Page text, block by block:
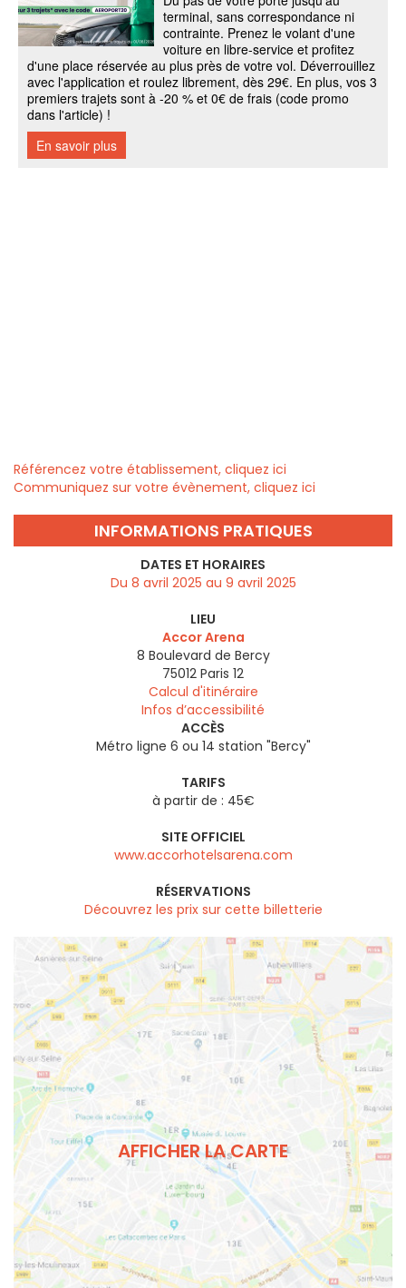
Référencez votre établissement, cliquez ici
Communiquez sur votre évènement, cliquez ici
INFORMATIONS PRATIQUES
DATES ET HORAIRES
Du 8 avril 2025 au 9 avril 2025
LIEU
Accor Arena
8 Boulevard de Bercy
75012 Paris 12
Calcul d'itinéraire
Infos d’accessibilité
ACCÈS
Métro ligne 6 ou 14 station "Bercy"
TARIFS
à partir de : 45€
SITE OFFICIEL
www.accorhotelsarena.com
RÉSERVATIONS
Découvrez les prix sur cette billetterie
AFFICHER LA CARTE